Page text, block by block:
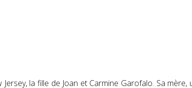
la fille de Joan et Carmine Garofalo. Sa